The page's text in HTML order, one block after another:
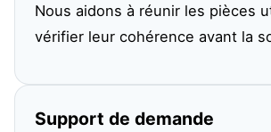
Nous aidons à réunir les pièces
vérifier leur cohérence avant la
Support de demande